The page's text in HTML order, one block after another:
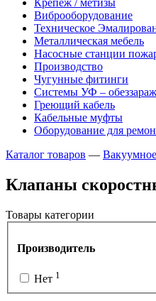
Крепеж / метизы
Виброоборудование
Техническое
Металлическая мебель
Насосные станции
Производство
Чугунные фитинги
Системы УФ –
Греющий кабель
Кабельные муфты
Оборудование для
Каталог товаров —
Клапаны
Товары категории
Производитель
Нет 1